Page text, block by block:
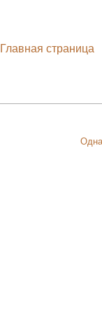
Главная страница